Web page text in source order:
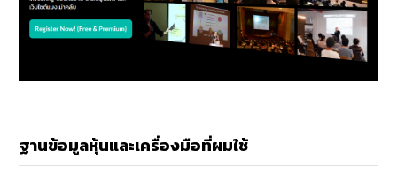
ฐานข้อมูลหุ้นและเครื่องมือที่ผมใช้